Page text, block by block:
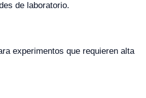
de laboratorio.
experimentos que requieren alta